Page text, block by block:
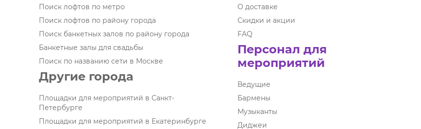
Поиск лофтов по метро
Поиск лофтов по району города
Поиск банкетных залов по району города
Банкетные залы для свадьбы
Поиск по названию сети в Москве
Другие города
Площадки для мероприятий в Санкт-
Петербурге
Площадки для мероприятий в Екатеринбурге
О доставке
Скидки и акции
FAQ
Персонал для
мероприятий
Ведущие
Бармены
Музыканты
Диджеи